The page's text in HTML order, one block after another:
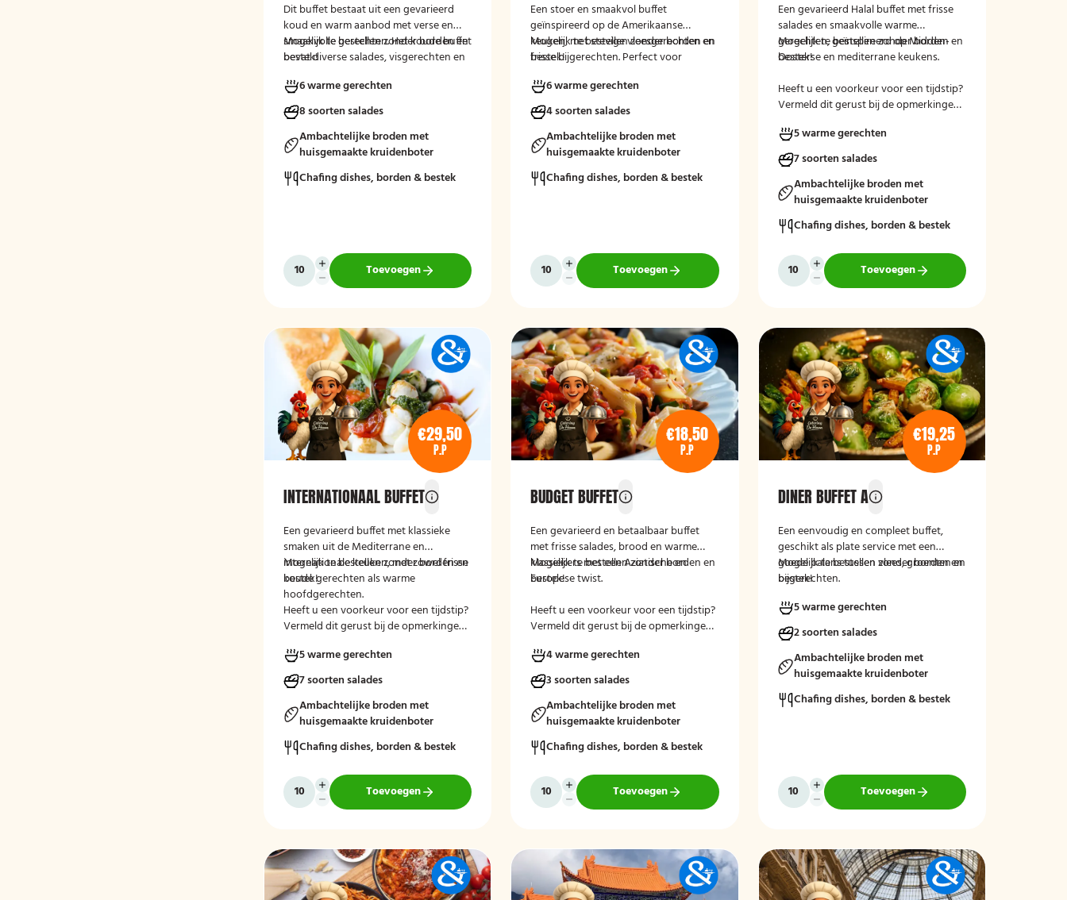
Dit buffet bestaat uit een gevarieerd
koud en warm aanbod met verse en
smaakvolle gerechten. Het koude buffet
bevat diverse salades, visgerechten en
een fruitsalade. Het warme buffet biedt
vlees-, vis- en groentegerechten zoals
eendenborst, gamba’s, biefstukreepjes
en buikspek, geserveerd met
bijgerechten zoals gewokte groenten
en aardappeltjes.
Mogelijk te bestellen zonder borden en
bestek!
6 warme gerechten
8 soorten salades
Ambachtelijke broden met
huisgemaakte kruidenboter
Chafing dishes, borden & bestek
Toevoegen
Een stoer en smaakvol buffet
geïnspireerd op de Amerikaanse
keuken, met stevige vleesgerechten en
frisse bijgerechten. Perfect voor
Mogelijk te bestellen zonder borden en
bestek!
6 warme gerechten
4 soorten salades
Ambachtelijke broden met
huisgemaakte kruidenboter
Chafing dishes, borden & bestek
Toevoegen
Een gevarieerd Halal buffet met frisse
salades en smaakvolle warme
gerechten, geïnspireerd op Midden-
Oosterse en mediterrane keukens.
Mogelijk te bestellen zonder borden en
bestek!
Heeft u een voorkeur voor een tijdstip?
Vermeld dit gerust bij de opmerkingen
5 warme gerechten
7 soorten salades
Ambachtelijke broden met
huisgemaakte kruidenboter
Chafing dishes, borden & bestek
Toevoegen
€29,50
P.P
INTERNATIONAAL BUFFET
Een gevarieerd buffet met klassieke
smaken uit de Mediterrane en
internationale keuken, met zowel frisse
koude gerechten als warme
hoofdgerechten.
Mogelijk te bestellen zonder borden en
bestek!
Heeft u een voorkeur voor een tijdstip?
Vermeld dit gerust bij de opmerkingen
5 warme gerechten
7 soorten salades
Ambachtelijke broden met
huisgemaakte kruidenboter
Chafing dishes, borden & bestek
Toevoegen
€18,50
P.P
BUDGET BUFFET
Een gevarieerd en betaalbaar buffet
met frisse salades, brood en warme
klassiekers met een Aziatische en
Europese twist.
Mogelijk te bestellen zonder borden en
bestek!
Heeft u een voorkeur voor een tijdstip?
Vermeld dit gerust bij de opmerkingen
4 warme gerechten
3 soorten salades
Ambachtelijke broden met
huisgemaakte kruidenboter
Chafing dishes, borden & bestek
Toevoegen
€19,25
P.P
DINER BUFFET A
Een eenvoudig en compleet buffet,
geschikt als plate service met een
goede balans tussen vlees, groenten en
bijgerechten.
Mogelijk te bestellen zonder borden en
bestek!
5 warme gerechten
2 soorten salades
Ambachtelijke broden met
huisgemaakte kruidenboter
Chafing dishes, borden & bestek
Toevoegen